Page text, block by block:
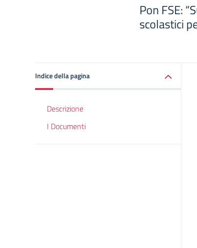
Pon FSE:
scolastici
Indice della pagina
Descrizione
I Documenti